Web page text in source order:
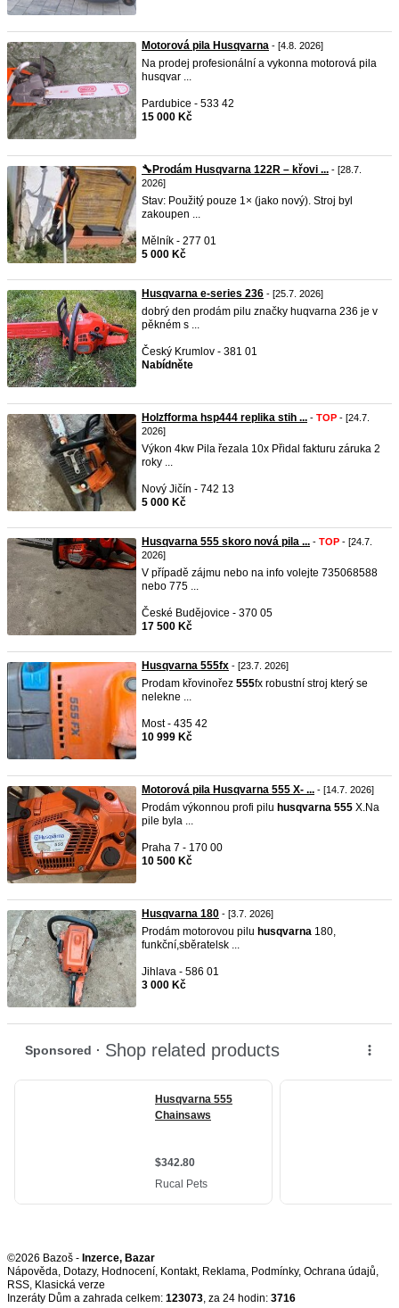
Motorová pila Husqvarna - [4.8. 2026]
Na prodej profesionální a vykonna motorová pila
husqvar ...
Pardubice - 533 42
15 000 Kč
🔧Prodám Husqvarna 122R – křovi ... - [28.7.
2026]
Stav: Použitý pouze 1× (jako nový). Stroj byl
zakoupen ...
Mělník - 277 01
5 000 Kč
Husqvarna e-series 236 - [25.7. 2026]
dobrý den prodám pilu značky huqvarna 236 je v
pěkném s ...
Český Krumlov - 381 01
Nabídněte
Holzfforma hsp444 replika stih ... - TOP - [24.7.
2026]
Výkon 4kw Pila řezala 10x Přidal fakturu záruka 2
roky ...
Nový Jičín - 742 13
5 000 Kč
Husqvarna 555 skoro nová pila ... - TOP - [24.7.
2026]
V případě zájmu nebo na info volejte 735068588
nebo 775 ...
České Budějovice - 370 05
17 500 Kč
Husqvarna 555fx - [23.7. 2026]
Prodam křovinořez 555fx robustní stroj který se
nelekne ...
Most - 435 42
10 999 Kč
Motorová pila Husqvarna 555 X- ... - [14.7. 2026]
Prodám výkonnou profi pilu husqvarna 555 X.Na
pile byla ...
Praha 7 - 170 00
10 500 Kč
Husqvarna 180 - [3.7. 2026]
Prodám motorovou pilu husqvarna 180,
funkční,sběratelsk ...
Jihlava - 586 01
3 000 Kč
©2026 Bazoš - Inzerce, Bazar
Nápověda, Dotazy, Hodnocení, Kontakt, Reklama, Podmínky, Ochrana údajů,
RSS,
Inzeráty Dům a zahrada celkem: 123073, za 24 hodin: 3716